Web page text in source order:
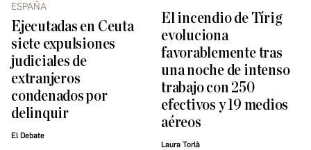
ESPAÑA
Ejecutadas en Ceuta
siete expulsiones
judiciales de
extranjeros
condenados por
delinquir
El Debate
El incendio de Tírig
evoluciona
favorablemente tras
una noche de intenso
trabajo con 250
efectivos y 19 medios
aéreos
Laura Torlà